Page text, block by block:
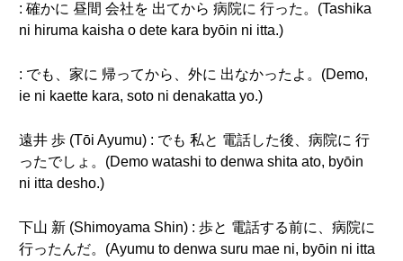
: 確かに 昼間 会社を 出てから 病院に 行った。(Tashika
ni hiruma kaisha o dete kara byōin ni itta.)
: でも、家に 帰ってから、外に 出なかったよ。(Demo,
ie ni kaette kara, soto ni denakatta yo.)
遠井 歩 (Tōi Ayumu) : でも 私と 電話した後、病院に 行
ったでしょ。(Demo watashi to denwa shita ato, byōin
ni itta desho.)
下山 新 (Shimoyama Shin) : 歩と 電話する前に、病院に
行ったんだ。(Ayumu to denwa suru mae ni, byōin ni itta